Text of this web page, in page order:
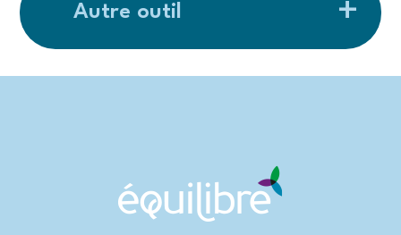
Autre outil